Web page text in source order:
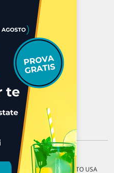
38/A
460 401
di 15 min. / MERCATO USA